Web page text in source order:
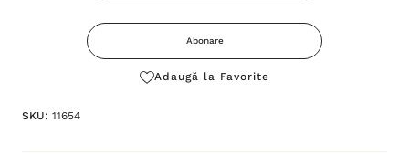
Abonare
Adaugă la Favorite
SKU: 11654